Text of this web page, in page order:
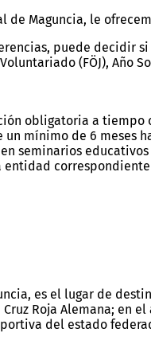
de Maguncia, le
puede decidir
(FÖJ), Año
obligatoria a tiempo
mínimo de 6 meses
seminarios educativos
correspondiente
es el lugar de
Roja Alemana; en
del estado